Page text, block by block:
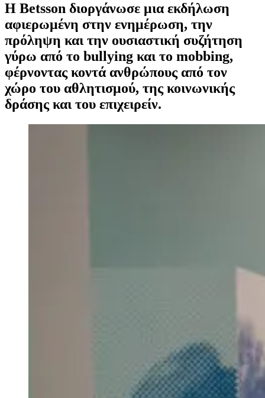
Η Betsson διοργάνωσε μια εκδήλωση
αφιερωμένη στην ενημέρωση, την
πρόληψη και την ουσιαστική συζήτηση
γύρω από το bullying και το mobbing,
φέρνοντας κοντά ανθρώπους από τον
χώρο του αθλητισμού, της κοινωνικής
δράσης και του επιχειρείν.